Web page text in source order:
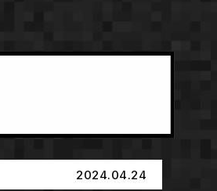
2024.04.24